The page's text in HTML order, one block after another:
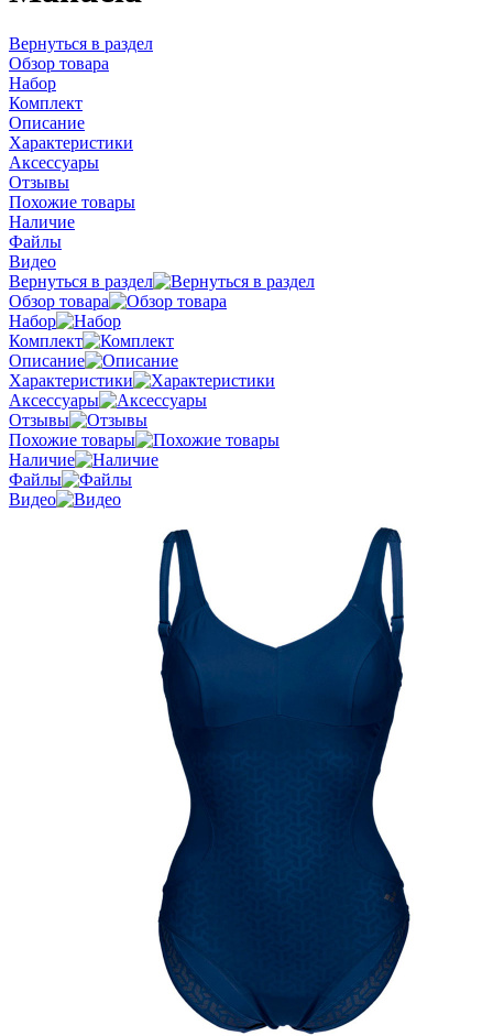
Вернуться в раздел
Обзор товара
Набор
Комплект
Описание
Характеристики
Аксессуары
Отзывы
Похожие товары
Наличие
Файлы
Видео
Вернуться в раздел
Обзор товара
Набор
Комплект
Описание
Характеристики
Аксессуары
Отзывы
Похожие товары
Наличие
Файлы
Видео